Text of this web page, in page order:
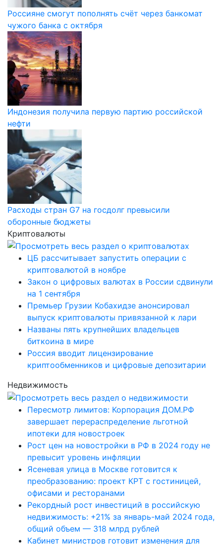
Россияне смогут пополнять счёт через банкомат
чужого банка с октября
Индонезия получила первую партию российской
нефти
Расходы стран G7 на госдолг превысили
оборонные бюджеты
Криптовалюты
ЦБ рассчитывает запустить операции с
криптовалютой в ноябре
Закон о цифровых валютах в России сдвинули
на 1 сентября
Премьер Грузии Кобахидзе анонсировал
выпуск криптовалюты привязанной к лари
Названы пять крупнейших владельцев
биткоина в мире
Россия вводит лицензирование
криптообменников и цифровые депозитарии
Недвижимость
Пересмотр лимитов: Корпорация ДОМ.РФ
завершает перераспределение льготной
ипотеки для новостроек
Рост цен на новостройки в РФ в 2024 году не
превысит уровень инфляции
Ясеневая улица в Москве готовится к
преобразованию: проект КРТ с гостиницей,
офисами и ресторанами
Рекордный рост инвестиций в российскую
недвижимость: +21% за январь-май 2024 года,
общий объем — 318 млрд рублей
Кабинет министров готовит изменения для